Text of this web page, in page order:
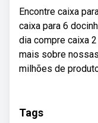
Encontre caixa
caixa para 6
dia compre caixa
mais sobre
milhões de
Tags